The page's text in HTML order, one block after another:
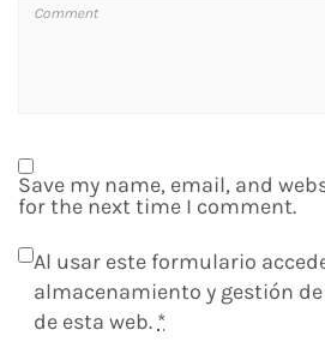
Save my name, email, and
for the next time I comment.
Al usar este formulario
almacenamiento y gestión
de esta web. *